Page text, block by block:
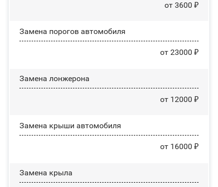
от 3600 ₽
Замена порогов автомобиля
от 23000 ₽
Замена лонжерона
от 12000 ₽
Замена крыши автомобиля
от 16000 ₽
Замена крыла